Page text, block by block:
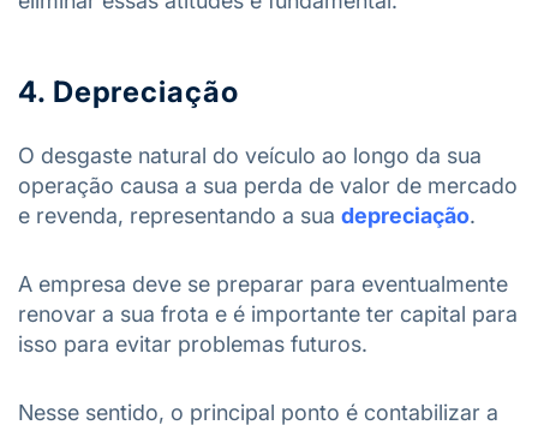
4. Depreciação
O desgaste natural do veículo ao longo da sua
operação causa a sua perda de valor de mercado
e revenda, representando a sua depreciação.
A empresa deve se preparar para eventualmente
renovar a sua frota e é importante ter capital para
isso para evitar problemas futuros.
Nesse sentido, o principal ponto é contabilizar a